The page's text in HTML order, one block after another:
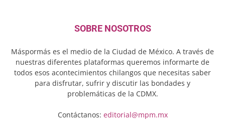
SOBRE NOSOTROS
Máspormás es el medio de la Ciudad de México. A través de
nuestras diferentes plataformas queremos informarte de
todos esos acontecimientos chilangos que necesitas saber
para disfrutar, sufrir y discutir las bondades y
problemáticas de la CDMX.
Contáctanos: editorial@mpm.mx